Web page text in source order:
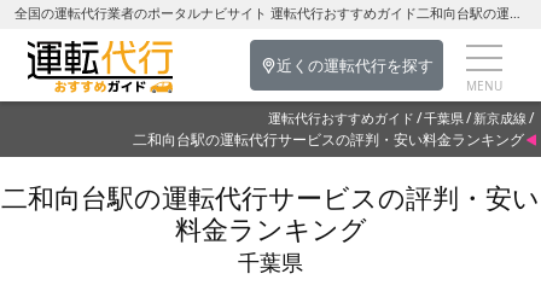
全国の運転代行業者のポータルナビサイト 運転代行おすすめガイド二和向台駅の運転代行を探す-千葉県の運転代行
近くの運転代行を探す
運転代行おすすめガイド 千葉県 新京成線
二和向台駅の運転代行サービスの評判・安い料金ランキング
二和向台駅の運転代行サービスの評判・安い
料金ランキング
千葉県